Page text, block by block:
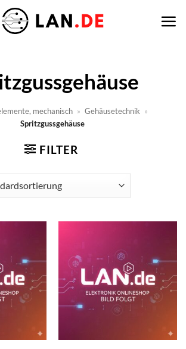
mechanisch » Gehäusetechnik »
Spritzgussgehäuse
FILTER